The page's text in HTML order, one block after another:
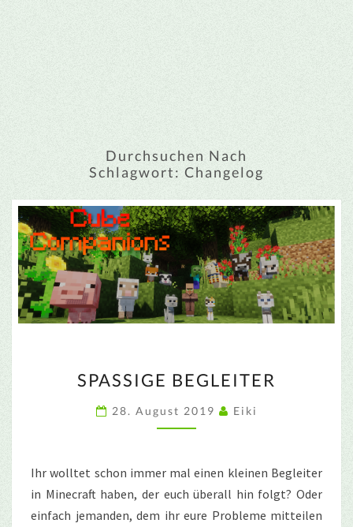
Durchsuchen Nach
Schlagwort: Changelog
EGLEITER
SPASSIGE BEGLEITER
28. August 2019 Eiki
Ihr wolltet schon immer mal einen kleinen Begleiter
in Minecraft haben, der euch überall hin folgt? Oder
einfach jemanden, dem ihr eure Probleme mitteilen